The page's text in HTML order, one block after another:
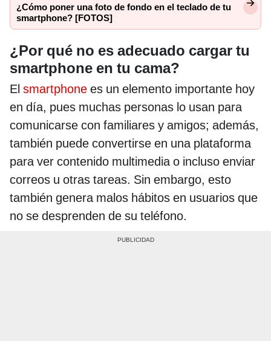
¿Cómo poner una foto de fondo en el teclado de tu
smartphone? [FOTOS]
¿Por qué no es adecuado cargar tu
smartphone en tu cama?
El smartphone es un elemento importante hoy
en día, pues muchas personas lo usan para
comunicarse con familiares y amigos; además,
también puede convertirse en una plataforma
para ver contenido multimedia o incluso enviar
correos u otras tareas. Sin embargo, esto
también genera malos hábitos en usuarios que
no se desprenden de su teléfono.